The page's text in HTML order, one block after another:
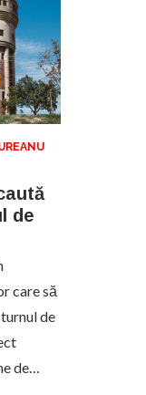
de
care să
de
de…